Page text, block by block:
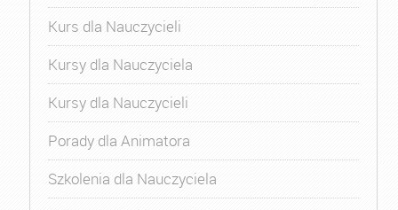
Kurs dla Nauczycieli
Kursy dla Nauczyciela
Kursy dla Nauczycieli
Porady dla Animatora
Szkolenia dla Nauczyciela